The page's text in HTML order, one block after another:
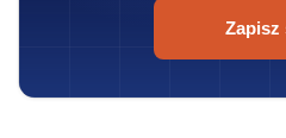
Zapisz